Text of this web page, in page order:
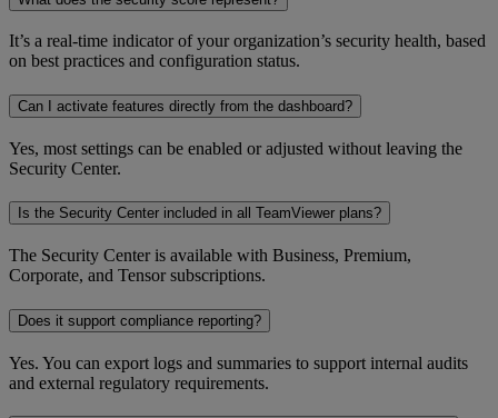
It’s a real-time indicator of your organization’s security health, based
on best practices and configuration status.
Can I activate features directly from the dashboard?
Yes, most settings can be enabled or adjusted without leaving the
Security Center.
Is the Security Center included in all TeamViewer plans?
The Security Center is available with Business, Premium,
Corporate, and Tensor subscriptions.
Does it support compliance reporting?
Yes. You can export logs and summaries to support internal audits
and external regulatory requirements.